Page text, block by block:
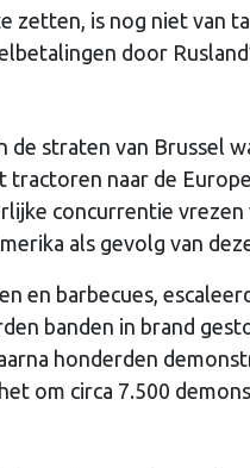
zetten, is nog niet van
door
straten van Brussel
naar de
concurrentie vrezen
als gevolg van
en barbecues,
banden in brand
honderden
om circa 7.500